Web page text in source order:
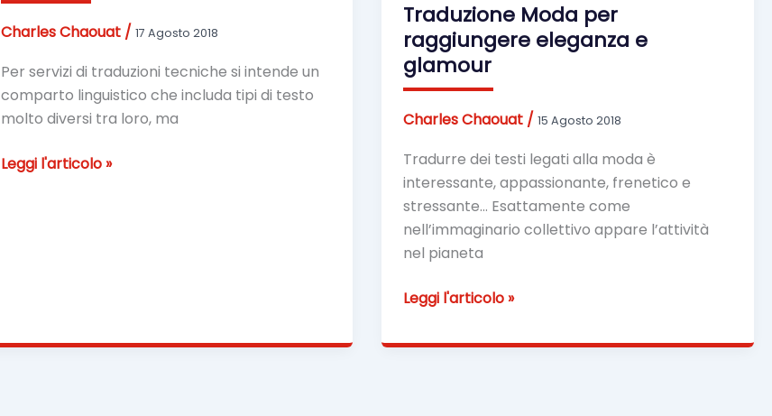
Charles Chaouat /17 Agosto 2018
Per servizi di traduzioni tecniche si intende un
comparto linguistico che includa tipi di testo
molto diversi tra loro, ma
Traduzioni
Leggi l'articolo »
Traduzione Moda per
raggiungere eleganza e
glamour
Charles Chaouat / 15 Agosto 2018
Tradurre dei testi legati alla moda è
interessante, appassionante, frenetico e
stressante… Esattamente come
nell’immaginario collettivo appare l’attività
nel pianeta
Traduzione
per
Leggi l'articolo »